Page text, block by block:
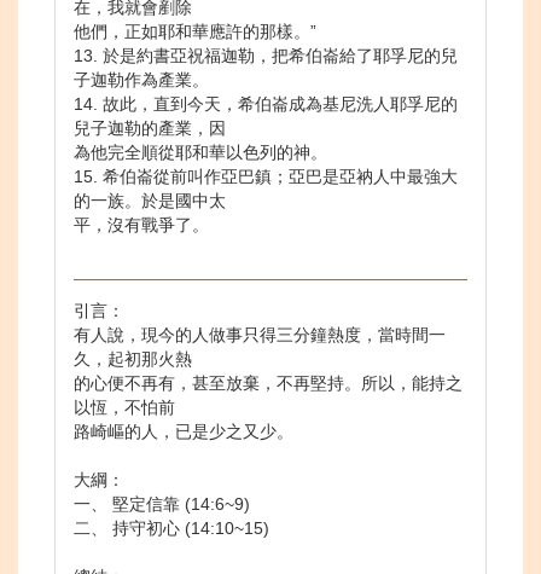
在，我就會剷除
他們，正如耶和華應許的那樣。”
13. 於是約書亞祝福迦勒，把希伯崙給了耶孚尼的兒
子迦勒作為產業。
14. 故此，直到今天，希伯崙成為基尼洗人耶孚尼的
兒子迦勒的產業，因
為他完全順從耶和華以色列的神。
15. 希伯崙從前叫作亞巴鎮；亞巴是亞衲人中最強大
的一族。於是國中太
平，沒有戰爭了。
引言：
有人說，現今的人做事只得三分鐘熱度，當時間一
久，起初那火熱
的心便不再有，甚至放棄，不再堅持。所以，能持之
以恆，不怕前
路崎嶇的人，已是少之又少。
大綱：
一、 堅定信靠 (14:6~9)
二、 持守初心 (14:10~15)